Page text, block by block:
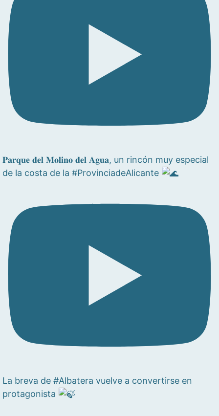
𝐏𝐚𝐫𝐪𝐮𝐞 𝐝𝐞𝐥 𝐌𝐨𝐥𝐢𝐧𝐨 𝐝𝐞𝐥 𝐀𝐠𝐮𝐚, un rincón muy especial
de la costa de la #ProvinciadeAlicante
La breva de #Albatera vuelve a convertirse en
protagonista